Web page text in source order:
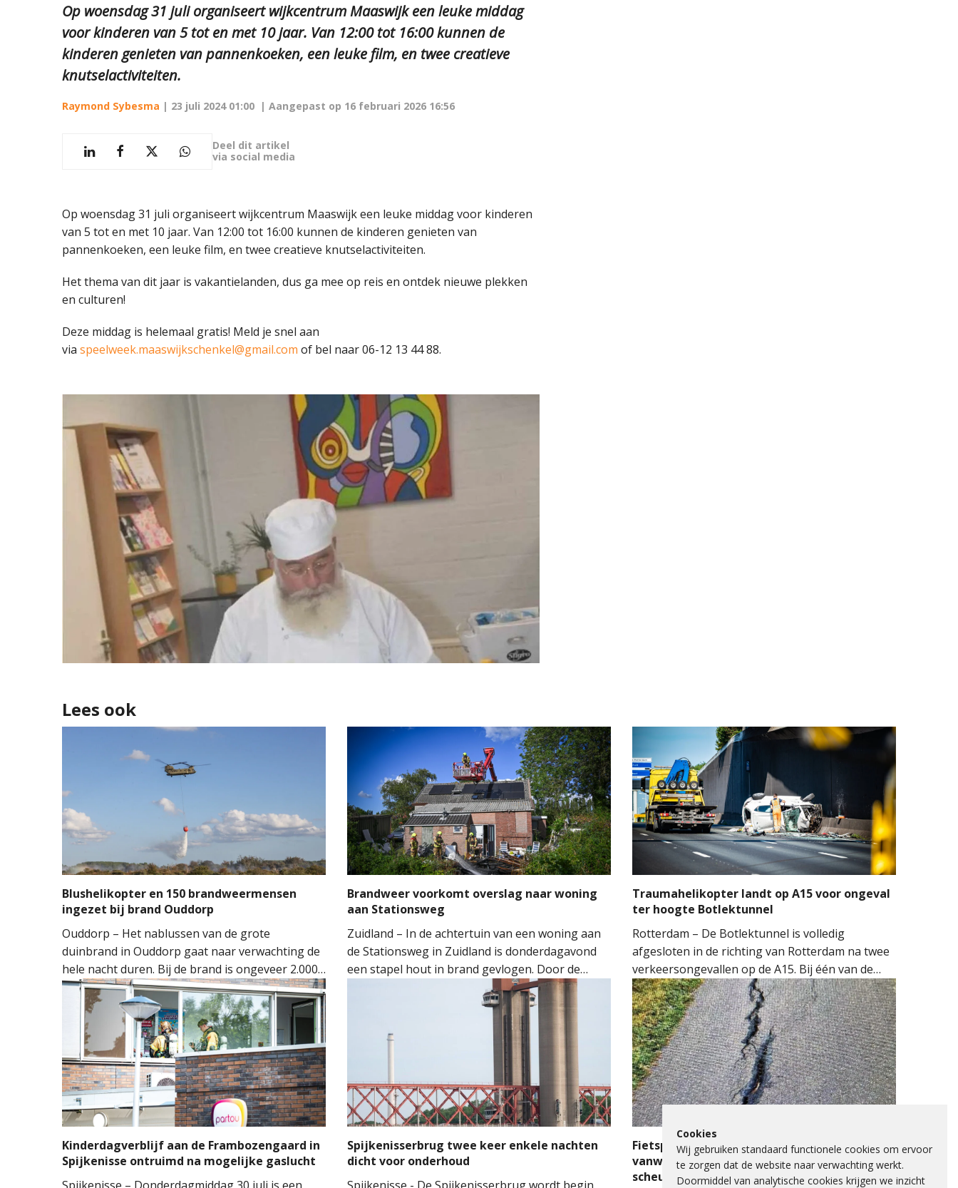
Op woensdag 31 juli organiseert wijkcentrum Maaswijk een leuke middag
voor kinderen van 5 tot en met 10 jaar. Van 12:00 tot 16:00 kunnen de
kinderen genieten van pannenkoeken, een leuke film, en twee creatieve
knutselactiviteiten.
Raymond Sybesma | 23 juli 2024 01:00 | Aangepast op 16 februari 2026 16:56
Deel dit artikel
via social media
Op woensdag 31 juli organiseert wijkcentrum Maaswijk een leuke middag voor kinderen
van 5 tot en met 10 jaar. Van 12:00 tot 16:00 kunnen de kinderen genieten van
pannenkoeken, een leuke film, en twee creatieve knutselactiviteiten.
Het thema van dit jaar is vakantielanden, dus ga mee op reis en ontdek nieuwe plekken
en culturen!
Deze middag is helemaal gratis! Meld je snel aan
via speelweek.maaswijkschenkel@gmail.com of bel naar 06-12 13 44 88.
Lees ook
Blushelikopter en 150 brandweermensen
ingezet bij brand Ouddorp
Ouddorp – Het nablussen van de grote
duinbrand in Ouddorp gaat naar verwachting de
hele nacht duren. Bij de brand is ongeveer 2.000
vierkante meter natuur verloren gegaan. De
brand ontstond rond 14.00 uur, waarna de
brandweer groots opschaalde. Tientallen
brandweervoertuigen en ongeveer 150
brandweermensen werden ingezet om het vuur
onder controle te krijgen.
Brandweer voorkomt overslag naar woning
aan Stationsweg
Zuidland – In de achtertuin van een woning aan
de Stationsweg in Zuidland is donderdagavond
een stapel hout in brand gevlogen. Door de
snelle inzet van de brandweer kon worden
voorkomen dat het vuur oversloeg naar de
Traumahelikopter landt op A15 voor ongeval
ter hoogte Botlektunnel
Rotterdam – De Botlektunnel is volledig
afgesloten in de richting van Rotterdam na twee
verkeersongevallen op de A15. Bij één van de
ongevallen sloeg een auto over de kop.
Hulpdiensten kwamen massaal ter plaatse.
Meerdere ambulances, de brandweer en het
Mobiel Medisch Team (MMT) werden ingezet. De
traumahelikopter landde op de snelweg om
medische assistentie te verlenen.
Kinderdagverblijf aan de Frambozengaard in
Spijkenisse ontruimd na mogelijke gaslucht
Spijkenisserbrug twee keer enkele nachten
dicht voor onderhoud
Fietspad Lange Schenkeldijk afgesloten
vanwege verzakking asfalt en ernstige
scheuren
Cookies
Wij gebruiken standaard functionele cookies om ervoor
te zorgen dat de website naar verwachting werkt.
Doormiddel van analytische cookies krijgen we inzicht